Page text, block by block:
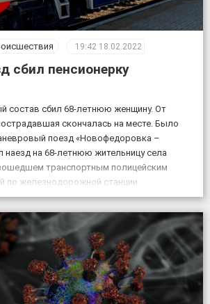
19:42 18.02.2022
сбил пенсионерку
состав сбил 68-летнюю женщину. От
скончалась на месте. Было
поезд «Новофедоровка –
на 68-летнюю жительницу села
транспортным полицейским
по железнодорожной станции
переходила через железнодорожные
для этого месте, но на сигналы,
[…]